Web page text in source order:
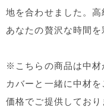
地を合わせました。
あなたの贅沢な時間を
※こちらの商品は中材
カバーと一緒に中材
価格でご提供してお